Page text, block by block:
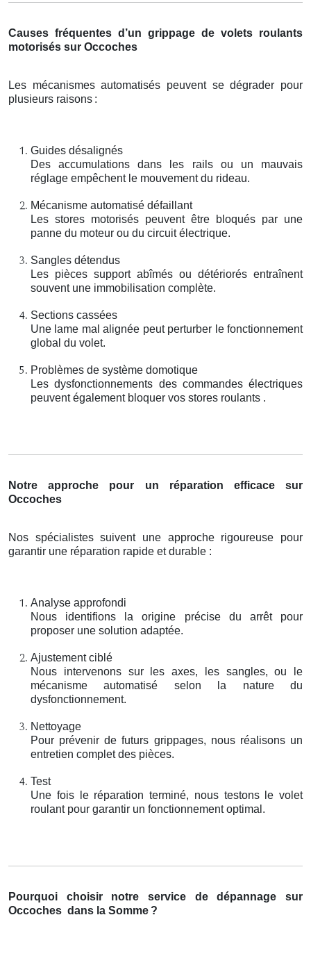
Causes fréquentes d’un grippage de volets roulants
motorisés sur Occoches
Les mécanismes automatisés peuvent se dégrader pour
plusieurs raisons :
Guides désalignés
Des accumulations dans les rails ou un mauvais
réglage empêchent le mouvement du rideau.
Mécanisme automatisé défaillant
Les stores motorisés peuvent être bloqués par une
panne du moteur ou du circuit électrique.
Sangles détendus
Les pièces support abîmés ou détériorés entraînent
souvent une immobilisation complète.
Sections cassées
Une lame mal alignée peut perturber le fonctionnement
global du volet.
Problèmes de système domotique
Les dysfonctionnements des commandes électriques
peuvent également bloquer vos stores roulants .
Notre approche pour un réparation efficace sur
Occoches
Nos spécialistes suivent une approche rigoureuse pour
garantir une réparation rapide et durable :
Analyse approfondi
Nous identifions la origine précise du arrêt pour
proposer une solution adaptée.
Ajustement ciblé
Nous intervenons sur les axes, les sangles, ou le
mécanisme automatisé selon la nature du
dysfonctionnement.
Nettoyage
Pour prévenir de futurs grippages, nous réalisons un
entretien complet des pièces.
Test
Une fois le réparation terminé, nous testons le volet
roulant pour garantir un fonctionnement optimal.
Pourquoi choisir notre service de dépannage sur
Occoches dans la Somme ?